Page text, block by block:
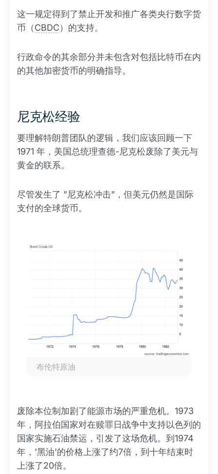
这一规定得到了禁止开发和推广各类央行数字货
币（CBDC）的支持。
行政命令的其余部分并未包含对包括比特币在内
的其他加密货币的明确指导。
尼克松经验
要理解特朗普团队的逻辑，我们应该回顾一下
1971 年，美国总统理查德-尼克松废除了美元与
黄金的联系。
尽管发生了 "尼克松冲击"，但美元仍然是国际
支付的全球货币。
布伦特原油
废除本位制加剧了能源市场的严重危机。1973
年，阿拉伯国家对在赎罪日战争中支持以色列的
国家实施石油禁运，引发了这场危机。到1974
年，'黑油'的价格上涨了约7倍，到十年结束时
上涨了20倍。